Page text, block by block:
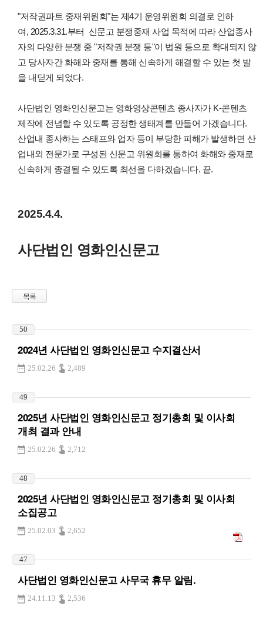
"저작권파트 중재위원회"는 제4기 운영위원회 의결로 인하
여, 2025.3.31.부터 신문고 분쟁중재 사업 목적에 따라 산업종사
자의 다양한 분쟁 중 "저작권 분쟁 등"이 법원 등으로 확대되지 않
고 당사자간 화해와 중재를 통해 신속하게 해결할 수 있는 첫 발
을 내딛게 되었다.
사단법인 영화인신문고는 영화영상콘텐츠 종사자가 K-콘텐츠
제작에 전념할 수 있도록 공정한 생태계를 만들어 가겠습니다.
산업내 종사하는 스태프와 업자 등이 부당한 피해가 발생하면 산
업내외 전문가로 구성된 신문고 위원회를 통하여 화해와 중재로
신속하게 종결될 수 있도록 최선을 다하겠습니다. 끝.
2025.4.4.
사단법인 영화인신문고
목록
50
2024년 사단법인 영화인신문고 수지결산서
25.02.26 2,489
49
2025년 사단법인 영화인신문고 정기총회 및 이사회
개최 결과 안내
25.02.26 2,712
48
2025년 사단법인 영화인신문고 정기총회 및 이사회
소집공고
25.02.03 2,652
47
사단법인 영화인신문고 사무국 휴무 알림.
24.11.13 2,536